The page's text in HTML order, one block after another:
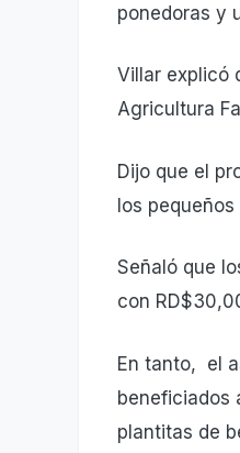
ponedoras y
Villar explicó
Agricultura
Dijo que el
los
Señaló que
con
En tanto, el
beneficiados
plantitas de